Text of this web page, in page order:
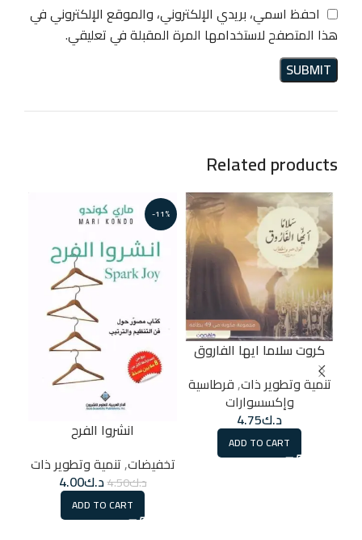
احفظ اسمي، بريدي الإلكتروني، والموقع الإلكتروني في
هذا المتصفح لاستخدامها المرة المقبلة في تعليقي.
Related products
كروت سلاما ايها الفاروق
تنمية وتطوير ذات,قرطاسية
وإكسسوارات
د.ك4.75
ADD TO CART
-11%
انشروا الفرح
تخفيضات,تنمية وتطوير ذات
د.ك4.50د.ك4.00
ADD TO CART